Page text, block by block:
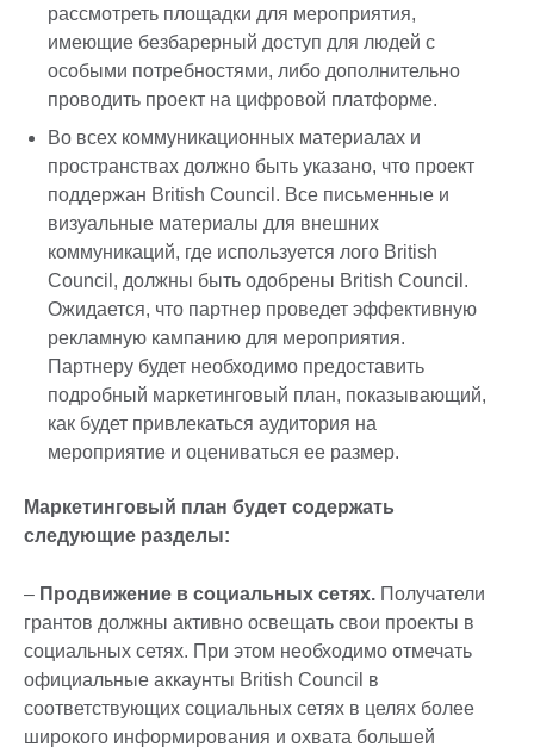
рассмотреть площадки для мероприятия,
имеющие безбарерный доступ для людей с
особыми потребностями, либо дополнительно
проводить проект на цифровой платформе.
Во всех коммуникационных материалах и
пространствах должно быть указано, что проект
поддержан British Council. Все письменные и
визуальные материалы для внешних
коммуникаций, где используется лого British
Council, должны быть одобрены British Council.
Ожидается, что партнер проведет эффективную
рекламную кампанию для мероприятия.
Партнеру будет необходимо предоставить
подробный маркетинговый план, показывающий,
как будет привлекаться аудитория на
мероприятие и оцениваться ее размер.
Маркетинговый план будет содержать
следующие разделы:
– Продвижение в социальных сетях. Получатели
грантов должны активно освещать свои проекты в
социальных сетях. При этом необходимо отмечать
официальные аккаунты British Council в
соответствующих социальных сетях в целях более
широкого информирования и охвата большей